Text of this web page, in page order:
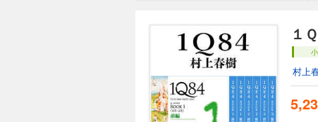
１
村上